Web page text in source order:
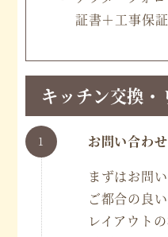
証書＋工事保
キッチン交換
お問い合わ
まずはお問
ご都合の良
レイアウト